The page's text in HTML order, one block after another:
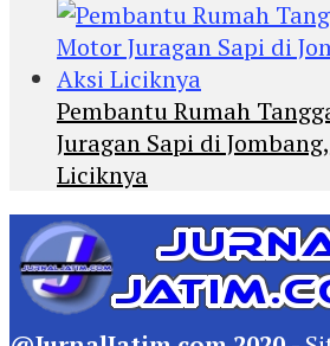
Pembantu Rumah
Juragan Sapi di
Liciknya